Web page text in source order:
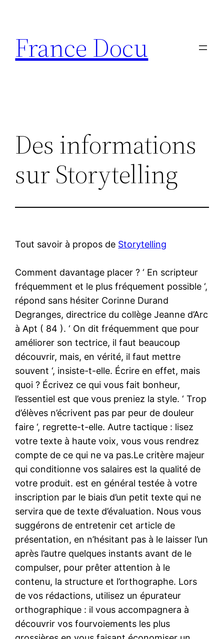
contenu
France Docu
Des informations
sur Storytelling
Tout savoir à propos de Storytelling
Comment davantage placer ? ‘ En scripteur
fréquemment et le plus fréquement possible ‘,
répond sans hésiter Corinne Durand
Degranges, directrice du collège Jeanne d’Arc
à Apt ( 84 ). ‘ On dit fréquemment que pour
améliorer son tectrice, il faut beaucoup
découvrir, mais, en vérité, il faut mettre
souvent ‘, insiste-t-elle. Écrire en effet, mais
quoi ? Écrivez ce qui vous fait bonheur,
l’essentiel est que vous preniez la style. ‘ Trop
d’élèves n’écrivent pas par peur de douleur
faire ‘, regrette-t-elle. Autre tactique : lisez
votre texte à haute voix, vous vous rendrez
compte de ce qui ne va pas.Le critère majeur
qui conditionne vos salaires est la qualité de
votre produit. est en général testée à votre
inscription par le biais d’un petit texte qui ne
servira que de texte d’évaluation. Nous vous
suggérons de entretenir cet article de
présentation, en n’hésitant pas à le laisser l’un
après l’autre quelques instants avant de le
compulser, pour prêter attention à le
contenu, la structure et l’orthographe. Lors
de vos rédactions, utilisez un épurateur
orthographique : il vous accompagnera à
découvrir vos fourvoiements les plus